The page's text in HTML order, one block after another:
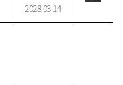
2028.03.14